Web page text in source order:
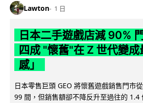
Lawton 1 日
日本二手遊戲店減 90%
四成 "懷舊"在 Z 世代變
感」
日本零售巨頭 GEO 將懷舊遊戲銷售門市
99 間，但銷售額卻不降反升至過往的 1.4